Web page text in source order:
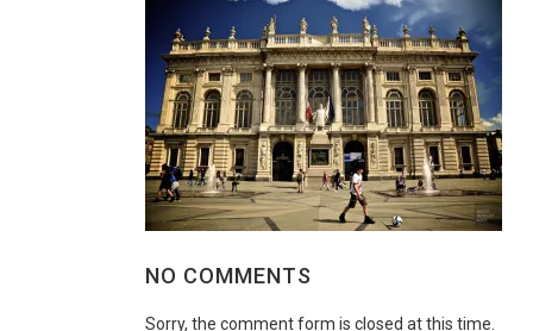
NO COMMENTS
Sorry, the comment form is closed at this time.